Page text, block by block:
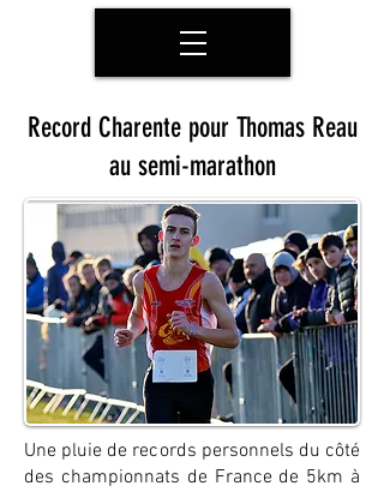
Record Charente pour Thomas Reau
au semi-marathon
Une pluie de records personnels du côté
des championnats de France de 5km à